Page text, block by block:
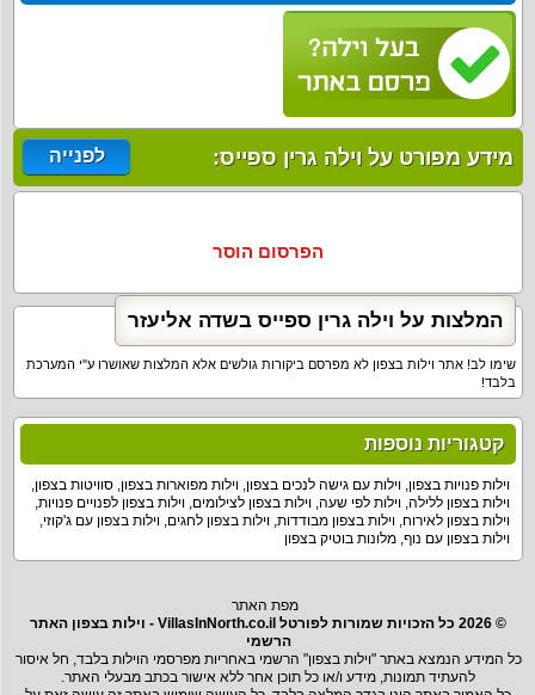
מידע מפורט על וילה גרין ספייס: לפנייה
הפרסום הוסר
המלצות על וילה גרין ספייס בשדה אליעזר
שימו לב! אתר וילות בצפון לא מפרסם ביקורות גולשים אלא המלצות שאושרו ע"י המערכת
בלבד!
קטגוריות נוספות
וילות פנויות בצפון, וילות עם גישה לנכים בצפון, וילות מפוארות בצפון, סוויטות בצפון,
וילות בצפון ללילה, וילות לפי שעה, וילות בצפון לצילומים, וילות בצפון לפנויים פנויות,
וילות בצפון לאירוח, וילות בצפון מבודדות, וילות בצפון לחגים, וילות בצפון עם ג'קוזי,
וילות בצפון עם נוף, מלונות בוטיק בצפון
מפת האתר
© 2026 כל הזכויות שמורות לפורטל VillasInNorth.co.il - וילות בצפון האתר
הרשמי
כל המידע הנמצא באתר "וילות בצפון" הרשמי באחריות מפרסמי הוילות בלבד, חל איסור
להעתיד תמונות, מידע ו/או כל תוכן אחר ללא אישור בכתב מבעלי האתר.